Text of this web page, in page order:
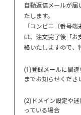
自動返信メールが届
たします。
「コンビニ（番号
は、注文完了後「お
絡いたしますので、
(1)登録メールに間
までお知らせくださ
(2)ドメイン設定や
っている場合